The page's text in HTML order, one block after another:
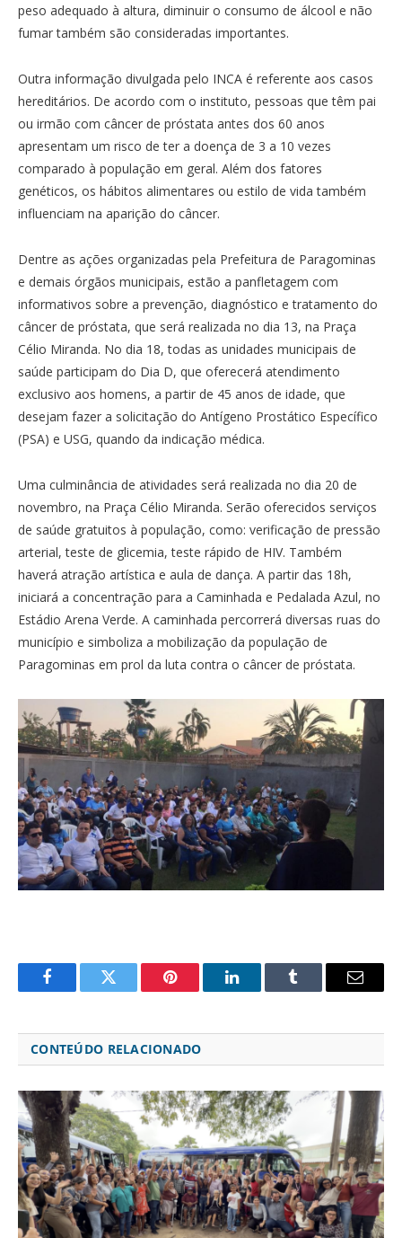
peso adequado à altura, diminuir o consumo de álcool e não
fumar também são consideradas importantes.
Outra informação divulgada pelo INCA é referente aos casos
hereditários. De acordo com o instituto, pessoas que têm pai
ou irmão com câncer de próstata antes dos 60 anos
apresentam um risco de ter a doença de 3 a 10 vezes
comparado à população em geral. Além dos fatores
genéticos, os hábitos alimentares ou estilo de vida também
influenciam na aparição do câncer.
Dentre as ações organizadas pela Prefeitura de Paragominas
e demais órgãos municipais, estão a panfletagem com
informativos sobre a prevenção, diagnóstico e tratamento do
câncer de próstata, que será realizada no dia 13, na Praça
Célio Miranda. No dia 18, todas as unidades municipais de
saúde participam do Dia D, que oferecerá atendimento
exclusivo aos homens, a partir de 45 anos de idade, que
desejam fazer a solicitação do Antígeno Prostático Específico
(PSA) e USG, quando da indicação médica.
Uma culminância de atividades será realizada no dia 20 de
novembro, na Praça Célio Miranda. Serão oferecidos serviços
de saúde gratuitos à população, como: verificação de pressão
arterial, teste de glicemia, teste rápido de HIV. Também
haverá atração artística e aula de dança. A partir das 18h,
iniciará a concentração para a Caminhada e Pedalada Azul, no
Estádio Arena Verde. A caminhada percorrerá diversas ruas do
município e simboliza a mobilização da população de
Paragominas em prol da luta contra o câncer de próstata.
FacebookTwitter Pinterest LinkedInTumblr Email
CONTEÚDO RELACIONADO